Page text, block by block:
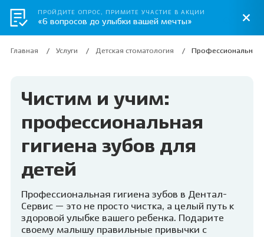
Главная Услуги Детская стоматология Профессиональная
Чистим и учим:
профессиональная
гигиена зубов для
детей
Профессиональная гигиена зубов в Дентал-
Сервис — это не просто чистка, а целый путь к
здоровой улыбке вашего ребенка. Подарите
своему малышу правильные привычки с
ПРОЙДИТЕ ОПРОС, ПРИМИТЕ УЧАСТИЕ В АКЦИИ
«6 вопросов до улыбки вашей мечты»